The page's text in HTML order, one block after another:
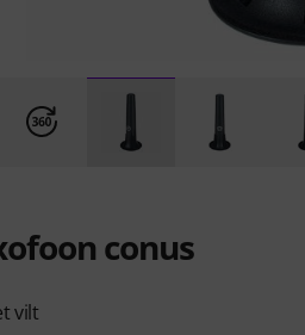
conus
vilt